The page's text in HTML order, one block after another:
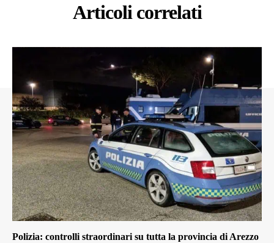
Articoli correlati
Polizia: controlli straordinari su tutta la provincia di Arezzo